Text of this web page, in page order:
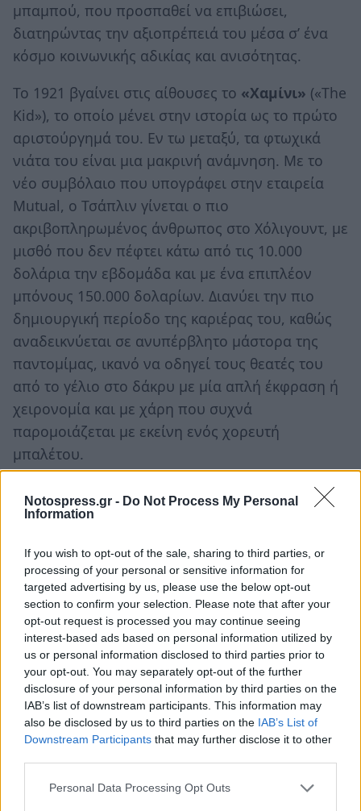
Notospress.gr - Do Not Process My Personal
Information
If you wish to opt-out of the sale, sharing to third parties, or
processing of your personal or sensitive information for
targeted advertising by us, please use the below opt-out
section to confirm your selection. Please note that after your
opt-out request is processed you may continue seeing
interest-based ads based on personal information utilized by
us or personal information disclosed to third parties prior to
your opt-out. You may separately opt-out of the further
disclosure of your personal information by third parties on the
IAB’s list of downstream participants. This information may
also be disclosed by us to third parties on the IAB’s List of
Downstream Participants that may further disclose it to other
Personal Data Processing Opt Outs
μπαμπού, που προσπαθεί να επιβιώσει,
διατηρώντας την αξιοπρέπειά του μέσα σ’ ένα
κόσμο κοινωνικής αδικίας και ανισότητας.
Το 1921 βγαίνει στις αίθουσες το «Χαμίνι» («The
Kid»), το οποίο μένει στην ιστορία ως το πρώτο
αριστούργημά του. Εν τω μεταξύ, τα φτωχικά
νιάτα του είναι μια μακρινή ανάμνηση. Με το
νέο συμβόλαιο που υπογράφει στην εταιρεία
Mutual, ο Τσάπλιν γίνεται ο πιο
ακριβοπληρωμένος άνθρωπος στο Χόλιγουντ, με
μισθό που δεν πέφτει κάτω από τις 10.000
δολάρια την εβδομάδα και με ένα επιπλέον
μπόνους 150.000 δολαρίων. Διανύει την πιο
δημιουργική περίοδο της καριέρας του, καθώς
αναδεικνύεται σε ανυπέρβλητο μάστορα της
παντομίμας, ικανό να οδηγεί τους θεατές του
από το γέλιο στο δάκρυ με μία απλή έκφραση ή
χειρονομία και με χάρη που συχνά
παρομοιάζεται με εκείνη ενός χορευτή
μπαλέτου.
ακόμη μεγάλους ηθοποιούς της εποχής του, τη
και συνεχίζει τις εισπρακτικές επιτυχίες του,
αγνοώντας για αρκετά χρόνια τη νέα τεχνολογία
του ομιλούντος κινηματογράφου, φοβούμενος
ότι η ουσία της τέχνης του, η παντομίμα, θα
εξαφανιζόταν ανάμεσα στους διαλόγους. Έργα
του, όπως«Τα φώτα της πόλης»(«City
Lights»,1931) και οι«Μοντέρνοι καιροί»
(«Modern Times», 1936) ήταν βωβές ταινίες που
γνώρισαν τεράστια επιτυχία την εποχή του
ομιλούντος κινηματογράφου. Το 1940 γύρισε
την πρώτη του ομιλούσα ταινία, τον
«Μεγάλο